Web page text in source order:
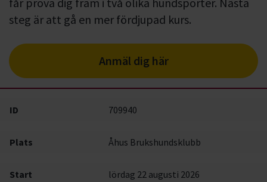
steg är att gå en mer fördjupad kurs.
Anmäl dig här
ID 709940
Plats Åhus Brukshundsklubb
Start lördag 22 augusti 2026